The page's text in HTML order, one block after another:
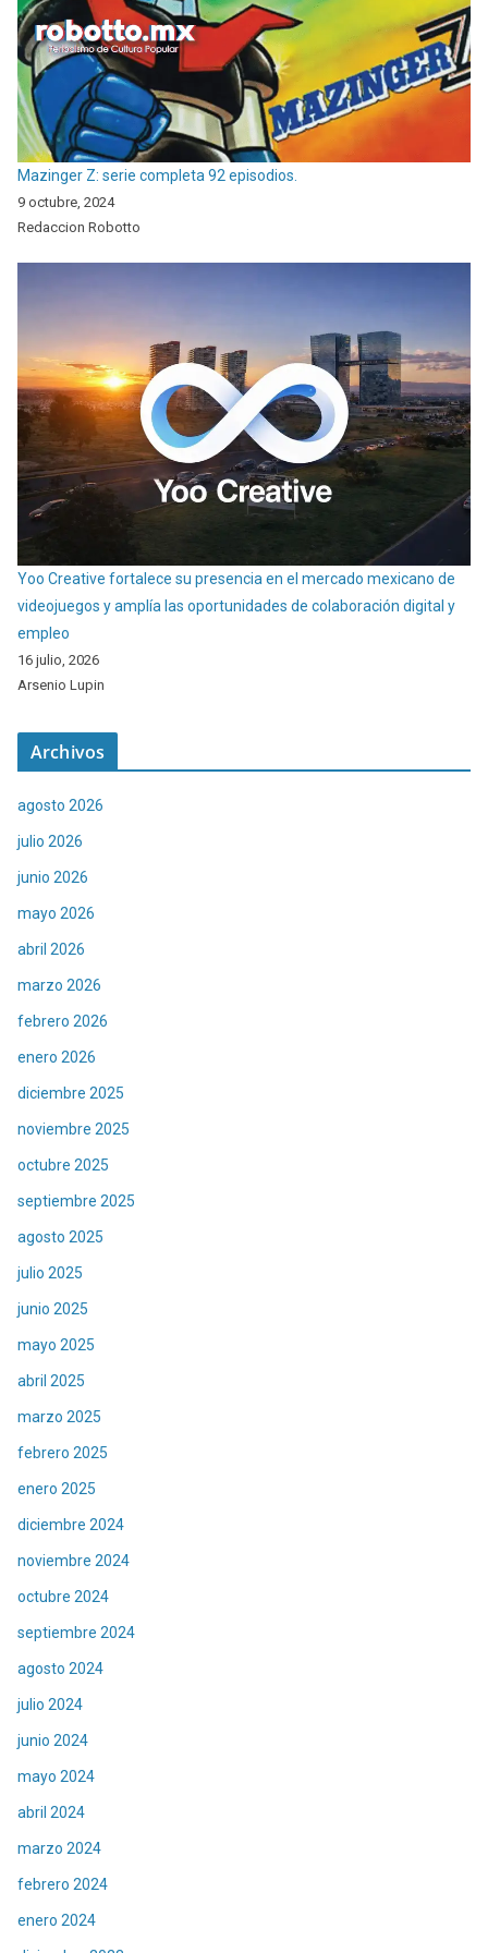
Mazinger Z: serie completa 92 episodios.
9 octubre, 2024
Redaccion Robotto
Yoo Creative fortalece su presencia en el mercado mexicano de
videojuegos y amplía las oportunidades de colaboración digital y
empleo
16 julio, 2026
Arsenio Lupin
Archivos
agosto 2026
julio 2026
junio 2026
mayo 2026
abril 2026
marzo 2026
febrero 2026
enero 2026
diciembre 2025
noviembre 2025
octubre 2025
septiembre 2025
agosto 2025
julio 2025
junio 2025
mayo 2025
abril 2025
marzo 2025
febrero 2025
enero 2025
diciembre 2024
noviembre 2024
octubre 2024
septiembre 2024
agosto 2024
julio 2024
junio 2024
mayo 2024
abril 2024
marzo 2024
febrero 2024
enero 2024